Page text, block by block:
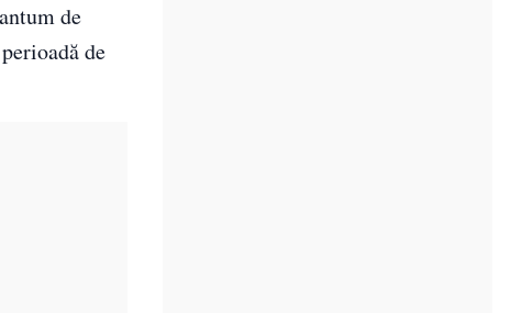
de
de